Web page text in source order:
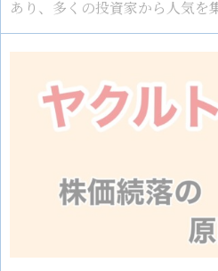
あり、多くの投資家から人気を